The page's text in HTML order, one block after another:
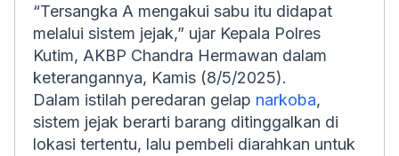
“Tersangka A mengakui sabu itu didapat
melalui sistem jejak,” ujar Kepala Polres
Kutim, AKBP Chandra Hermawan dalam
keterangannya, Kamis (8/5/2025).
Dalam istilah peredaran gelap narkoba,
sistem jejak berarti barang ditinggalkan di
lokasi tertentu, lalu pembeli diarahkan untuk